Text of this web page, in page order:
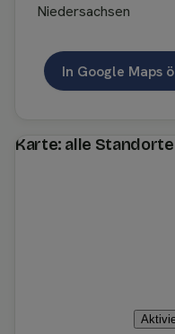
Niedersachsen
In Google Maps
Karte: alle